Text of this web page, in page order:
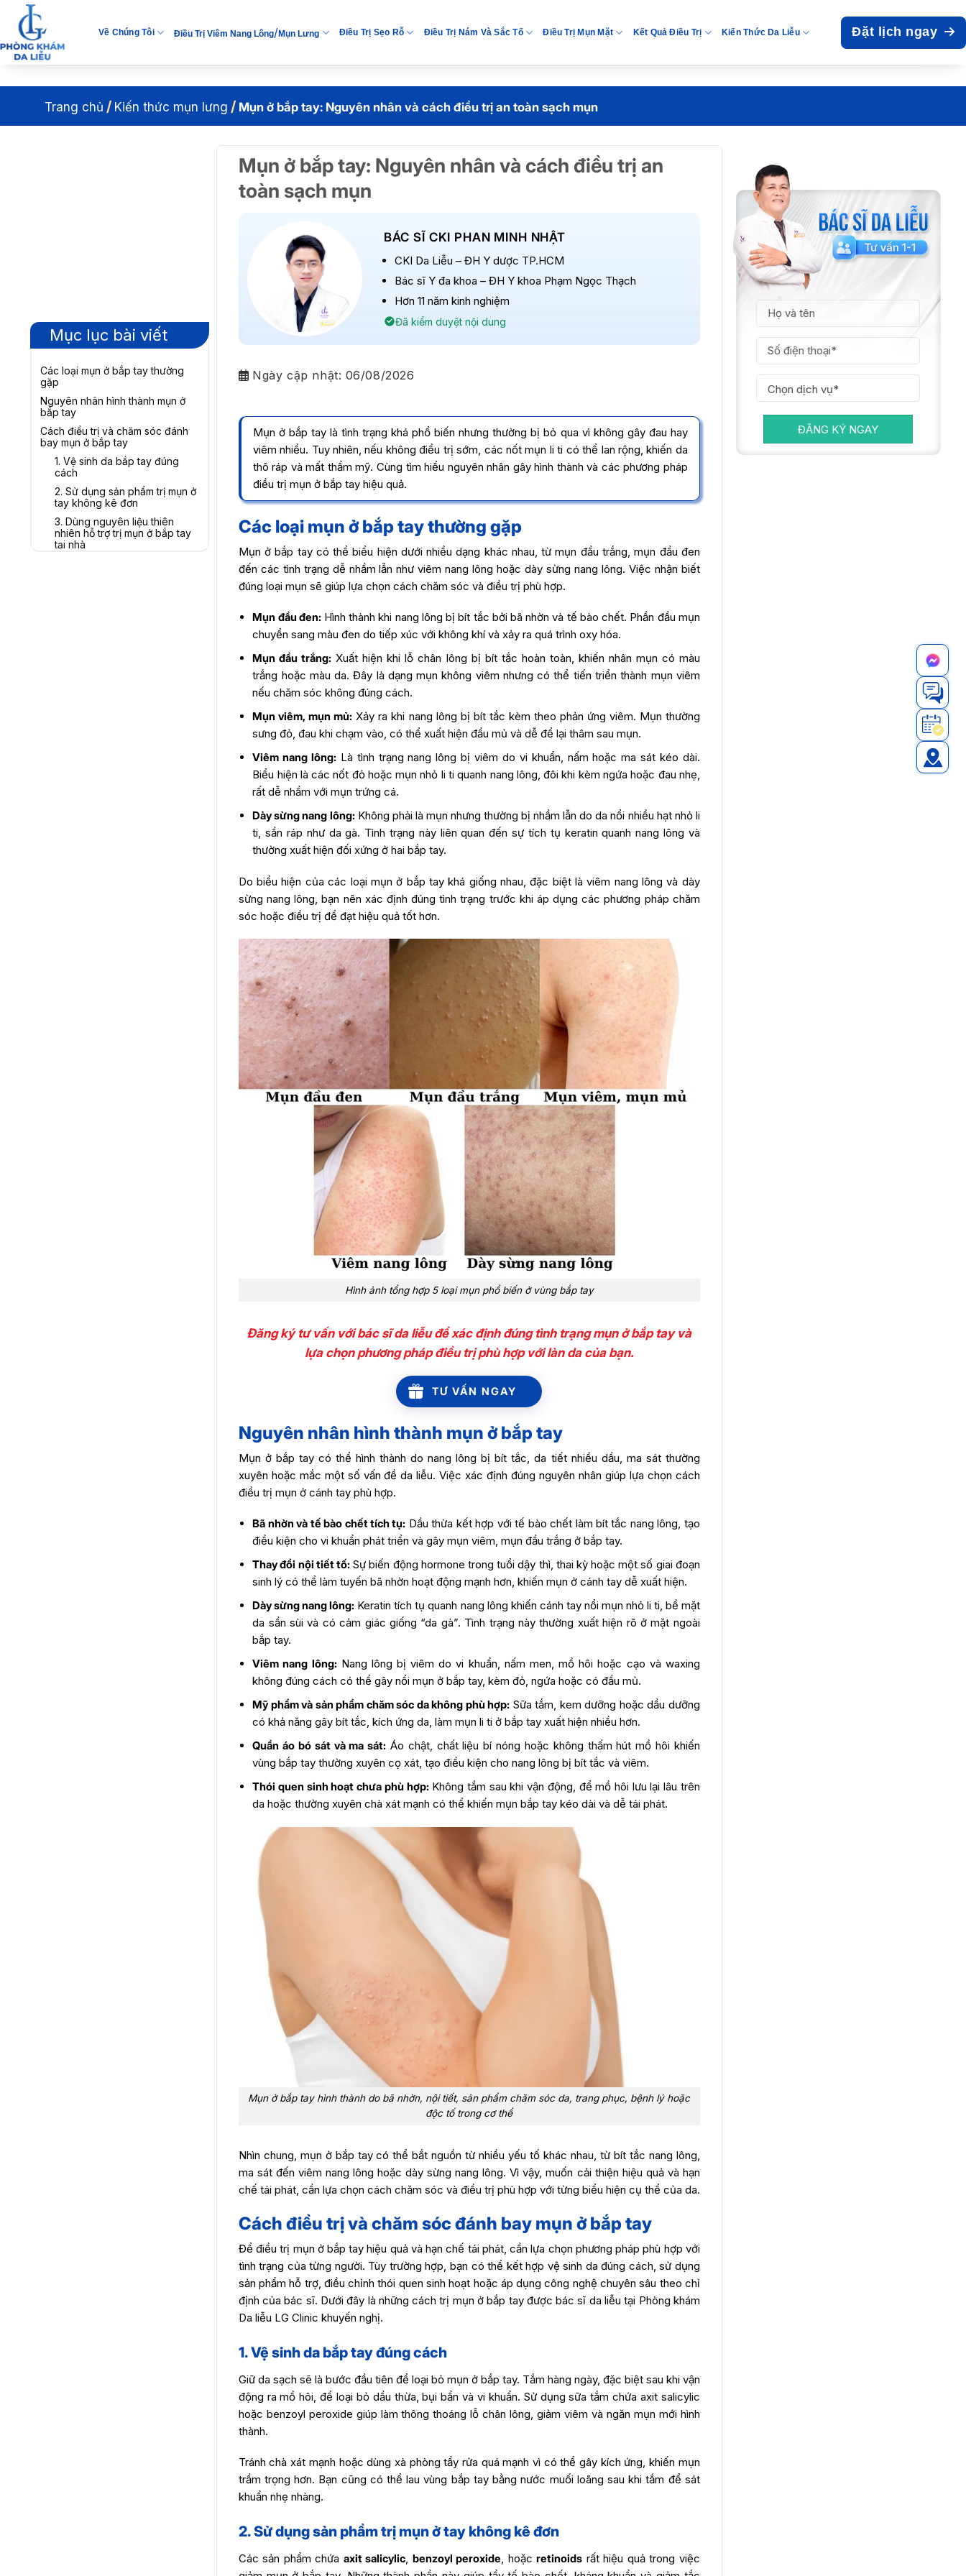
qua
nội
dung
Về Chúng Tôi Điều Trị Viêm Nang Lông/Mụn Lưng Điều Trị Sẹo Rỗ Điều Trị Nám Và Sắc Tố Điều Trị Mụn Mặt Kết Quả Điều Trị Kiến Thức Da Liễu Đặt lịch ngay
Trang chủ / Kiến thức mụn lưng / Mụn ở bắp tay: Nguyên nhân và cách điều trị an toàn sạch mụn
Mục lục bài viết
Các loại mụn ở bắp tay thường
gặp
Nguyên nhân hình thành mụn ở
bắp tay
Cách điều trị và chăm sóc đánh
bay mụn ở bắp tay
1. Vệ sinh da bắp tay đúng
cách
2. Sử dụng sản phẩm trị mụn ở
tay không kê đơn
3. Dùng nguyên liệu thiên
nhiên hỗ trợ trị mụn ở bắp tay
tại nhà
Mụn ở bắp tay: Nguyên nhân và cách điều trị an
toàn sạch mụn
BÁC SĨ CKI PHAN MINH NHẬT
CKI Da Liễu – ĐH Y dược TP.HCM
Bác sĩ Y đa khoa – ĐH Y khoa Phạm Ngọc Thạch
Hơn 11 năm kinh nghiệm
Đã kiểm duyệt nội dung
Ngày cập nhật: 06/08/2026
Mụn ở bắp tay là tình trạng khá phổ biến nhưng thường bị bỏ qua vì không gây đau hay
viêm nhiều. Tuy nhiên, nếu không điều trị sớm, các nốt mụn li ti có thể lan rộng, khiến da
thô ráp và mất thẩm mỹ. Cùng tìm hiểu nguyên nhân gây hình thành và các phương pháp
điều trị mụn ở bắp tay hiệu quả.
Các loại mụn ở bắp tay thường gặp
Mụn ở bắp tay có thể biểu hiện dưới nhiều dạng khác nhau, từ mụn đầu trắng, mụn đầu đen
đến các tình trạng dễ nhầm lẫn như viêm nang lông hoặc dày sừng nang lông. Việc nhận biết
đúng loại mụn sẽ giúp lựa chọn cách chăm sóc và điều trị phù hợp.
Mụn đầu đen:Hình thành khi nang lông bị bít tắc bởi bã nhờn và tế bào chết. Phần đầu mụn
chuyển sang màu đen do tiếp xúc với không khí và xảy ra quá trình oxy hóa.
Mụn đầu trắng: Xuất hiện khi lỗ chân lông bị bít tắc hoàn toàn, khiến nhân mụn có màu
trắng hoặc màu da. Đây là dạng mụn không viêm nhưng có thể tiến triển thành mụn viêm
nếu chăm sóc không đúng cách.
Mụn viêm, mụn mủ: Xảy ra khi nang lông bị bít tắc kèm theo phản ứng viêm. Mụn thường
sưng đỏ, đau khi chạm vào, có thể xuất hiện đầu mủ và dễ để lại thâm sau mụn.
Viêm nang lông: Là tình trạng nang lông bị viêm do vi khuẩn, nấm hoặc ma sát kéo dài.
Biểu hiện là các nốt đỏ hoặc mụn nhỏ li ti quanh nang lông, đôi khi kèm ngứa hoặc đau nhẹ,
rất dễ nhầm với mụn trứng cá.
Dày sừng nang lông:Không phải là mụn nhưng thường bị nhầm lẫn do da nổi nhiều hạt nhỏ li
ti, sần ráp như da gà. Tình trạng này liên quan đến sự tích tụ keratin quanh nang lông và
thường xuất hiện đối xứng ở hai bắp tay.
Do biểu hiện của các loại mụn ở bắp tay khá giống nhau, đặc biệt là viêm nang lông và dày
sừng nang lông, bạn nên xác định đúng tình trạng trước khi áp dụng các phương pháp chăm
sóc hoặc điều trị để đạt hiệu quả tốt hơn.
Hình ảnh tổng hợp 5 loại mụn phổ biến ở vùng bắp tay
Đăng ký tư vấn với bác sĩ da liễu để xác định đúng tình trạng mụn ở bắp tay và
lựa chọn phương pháp điều trị phù hợp với làn da của bạn.
TƯ VẤN NGAY
Nguyên nhân hình thành mụn ở bắp tay
Mụn ở bắp tay có thể hình thành do nang lông bị bít tắc, da tiết nhiều dầu, ma sát thường
xuyên hoặc mắc một số vấn đề da liễu. Việc xác định đúng nguyên nhân giúp lựa chọn cách
điều trị mụn ở cánh tay phù hợp.
Bã nhờn và tế bào chết tích tụ: Dầu thừa kết hợp với tế bào chết làm bít tắc nang lông, tạo
điều kiện cho vi khuẩn phát triển và gây mụn viêm, mụn đầu trắng ở bắp tay.
Thay đổi nội tiết tố: Sự biến động hormone trong tuổi dậy thì, thai kỳ hoặc một số giai đoạn
sinh lý có thể làm tuyến bã nhờn hoạt động mạnh hơn, khiến mụn ở cánh tay dễ xuất hiện.
Dày sừng nang lông: Keratin tích tụ quanh nang lông khiến cánh tay nổi mụn nhỏ li ti, bề mặt
da sần sùi và có cảm giác giống “da gà”. Tình trạng này thường xuất hiện rõ ở mặt ngoài
bắp tay.
Viêm nang lông:Nang lông bị viêm do vi khuẩn, nấm men, mồ hôi hoặc cạo và waxing
không đúng cách có thể gây nổi mụn ở bắp tay, kèm đỏ, ngứa hoặc có đầu mủ.
Mỹ phẩm và sản phẩm chăm sóc da không phù hợp: Sữa tắm, kem dưỡng hoặc dầu dưỡng
có khả năng gây bít tắc, kích ứng da, làm mụn li ti ở bắp tay xuất hiện nhiều hơn.
Quần áo bó sát và ma sát: Áo chật, chất liệu bí nóng hoặc không thấm hút mồ hôi khiến
vùng bắp tay thường xuyên cọ xát, tạo điều kiện cho nang lông bị bít tắc và viêm.
Thói quen sinh hoạt chưa phù hợp:Không tắm sau khi vận động, để mồ hôi lưu lại lâu trên
da hoặc thường xuyên chà xát mạnh có thể khiến mụn bắp tay kéo dài và dễ tái phát.
Mụn ở bắp tay hình thành do bã nhờn, nội tiết, sản phẩm chăm sóc da, trang phục, bệnh lý hoặc
độc tố trong cơ thể
Nhìn chung, mụn ở bắp tay có thể bắt nguồn từ nhiều yếu tố khác nhau, từ bít tắc nang lông,
ma sát đến viêm nang lông hoặc dày sừng nang lông. Vì vậy, muốn cải thiện hiệu quả và hạn
chế tái phát, cần lựa chọn cách chăm sóc và điều trị phù hợp với từng biểu hiện cụ thể của da.
Cách điều trị và chăm sóc đánh bay mụn ở bắp tay
Để điều trị mụn ở bắp tay hiệu quả và hạn chế tái phát, cần lựa chọn phương pháp phù hợp với
tình trạng của từng người. Tùy trường hợp, bạn có thể kết hợp vệ sinh da đúng cách, sử dụng
sản phẩm hỗ trợ, điều chỉnh thói quen sinh hoạt hoặc áp dụng công nghệ chuyên sâu theo chỉ
định của bác sĩ. Dưới đây là những cách trị mụn ở bắp tay được bác sĩ da liễu tại Phòng khám
Da liễu LG Clinic khuyến nghị.
1. Vệ sinh da bắp tay đúng cách
Giữ da sạch sẽ là bước đầu tiên để loại bỏ mụn ở bắp tay. Tắm hàng ngày, đặc biệt sau khi vận
động ra mồ hôi, để loại bỏ dầu thừa, bụi bẩn và vi khuẩn. Sử dụng sữa tắm chứa axit salicylic
hoặc benzoyl peroxide giúp làm thông thoáng lỗ chân lông, giảm viêm và ngăn mụn mới hình
thành.
Tránh chà xát mạnh hoặc dùng xà phòng tẩy rửa quá mạnh vì có thể gây kích ứng, khiến mụn
trầm trọng hơn. Bạn cũng có thể lau vùng bắp tay bằng nước muối loãng sau khi tắm để sát
khuẩn nhẹ nhàng.
2. Sử dụng sản phẩm trị mụn ở tay không kê đơn
Các sản phẩm chứa axit salicylic benzoyl peroxide , hoặcretinoids rất hiệu quả trong việc
ĐĂNG KÝ NGAY